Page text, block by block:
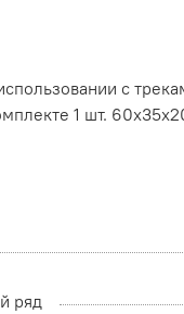
с
1 шт.
ряд